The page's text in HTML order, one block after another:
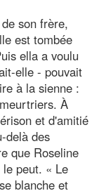
son frère,
est tombée
ella a voulu
elle - pouvait
à la sienne :
À
et d'amitié
delà des
que Roseline
peut. « Le
blanche et